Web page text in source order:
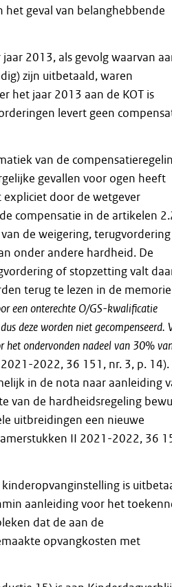
geval van belanghebbende
2013, als gevolg waarvan
zijn uitbetaald, waren
het jaar 2013 aan de KOT is
levert geen
van de
gevallen voor ogen heeft
door de wetgever
compensatie in de artikelen
de weigering,
onder andere hardheid. De
of stopzetting valt
terug te lezen in de memorie
eenonterechte O/GS-kwalificatie
dusdezewordennietgecompenseerd.
hetondervondennadeelvan 30%
2022, 36 151, nr. 3, p. 14).
in de nota naar aanleiding
van de hardheidsregeling
uitbreidingen een nieuwe
II 2021-2022, 36
is
aanleiding voor het
dat de aan de
opvangkosten met